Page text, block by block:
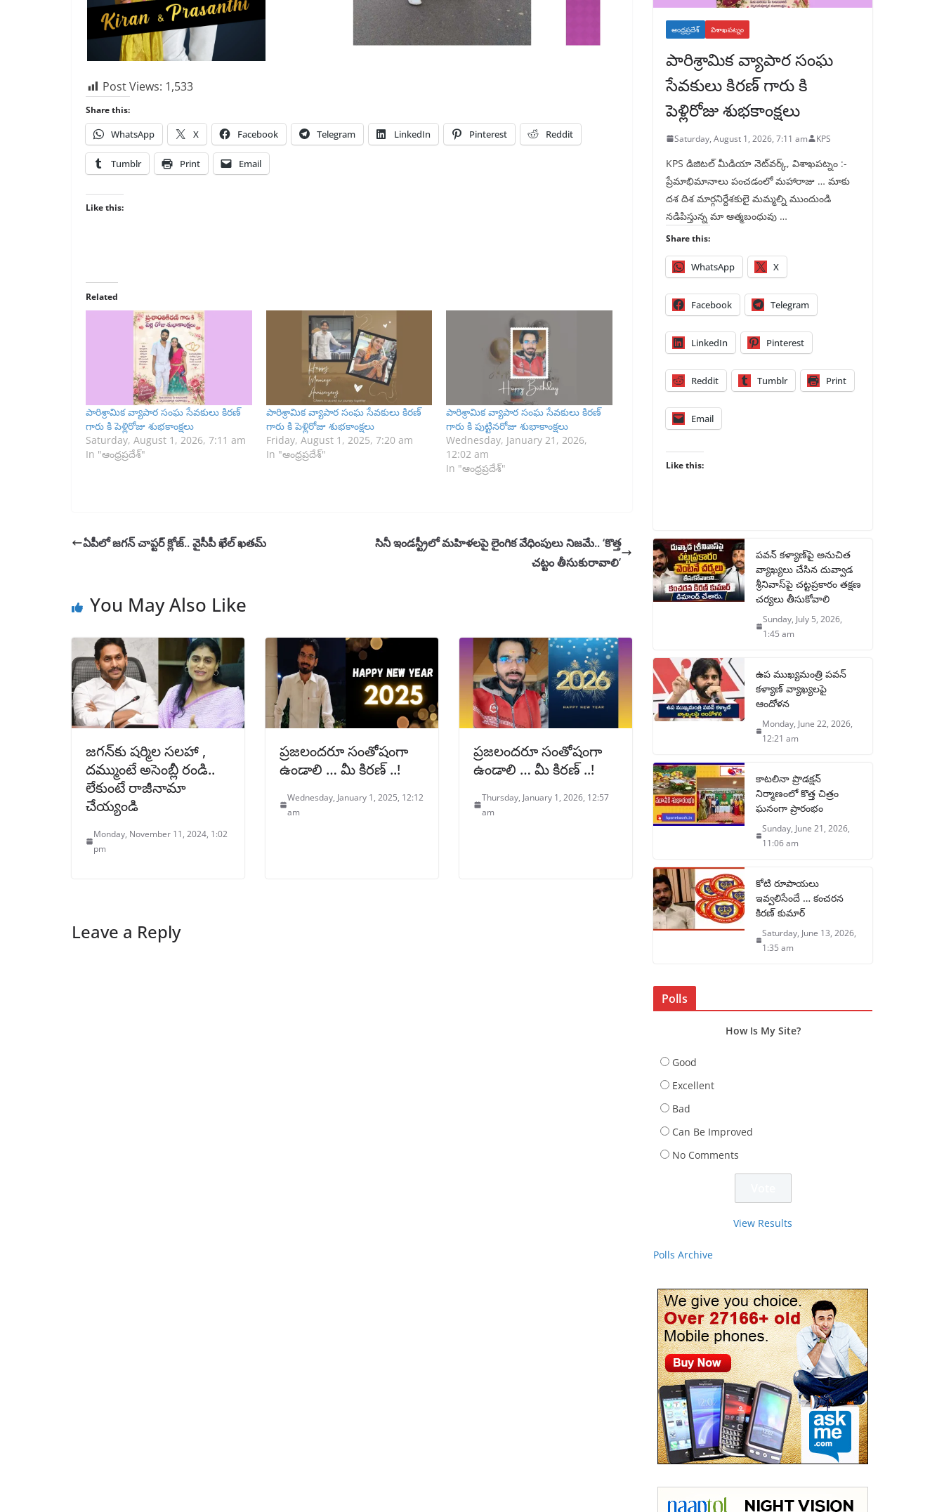
Post Views: 1,533
Share this:
WhatsApp X Facebook Telegram LinkedIn Pinterest Reddit
Tumblr Print Email
Like this:
Related
పారిశ్రామిక వ్యాపార సంఘ సేవకులు కిరణ్
గారు కి పెళ్లిరోజు శుభకాంక్షలు
Saturday, August 1, 2026, 7:11 am
In "ఆంధ్రప్రదేశ్"
పారిశ్రామిక వ్యాపార సంఘ సేవకులు కిరణ్
గారు కి పెళ్లిరోజు శుభకాంక్షలు
Friday, August 1, 2025, 7:20 am
In "ఆంధ్రప్రదేశ్"
పారిశ్రామిక వ్యాపార సంఘ సేవకులు కిరణ్
గారు కి పుట్టినరోజు శుభాకాంక్షలు
Wednesday, January 21, 2026,
12:02 am
In "ఆంధ్రప్రదేశ్"
ఏపీలో జగన్‌ చాప్టర్‌ క్లోజ్‌.. వైసీపీ ఖేల్‌ ఖతమ్‌
సినీ ఇండస్ట్రీలో మహిళలపై లైంగిక వేధింపులు నిజమే.. ‘కొత్త
చట్టం తీసుకురావాలి’
You May Also Like
జగన్‌కు షర్మిల సలహా ,
దమ్ముంటే అసెంబ్లీ రండి..
లేకుంటే రాజీనామా
చేయ్యండి
Monday, November 11, 2024, 1:02
pm
ప్రజలందరూ సంతోషంగా
ఉండాలి … మీ కిరణ్ ..!
Wednesday, January 1, 2025, 12:12
am
ప్రజలందరూ సంతోషంగా
ఉండాలి … మీ కిరణ్ ..!
Thursday, January 1, 2026, 12:57
am
Leave a Reply
ఆంధ్రప్రదేశ్ విశాఖపట్నం
పారిశ్రామిక వ్యాపార సంఘ
సేవకులు కిరణ్ గారు కి
పెళ్లిరోజు శుభకాంక్షలు
Saturday, August 1, 2026, 7:11 am KPS
KPS డిజిటల్ మీడియా నెట్‌వర్క్, విశాఖపట్నం :-
ప్రేమాభిమానాలు పంచడంలో మహారాజు … మాకు
దశ దిశ మార్గనిర్దేశకులై మమ్మల్ని ముందుండి
నడిపిస్తున్న మా ఆత్మబంధువు …
Share this:
WhatsApp X
Facebook Telegram
LinkedIn Pinterest
Reddit Tumblr Print
Email
Like this:
పవన్ కళ్యాణ్‌పై అనుచిత
వ్యాఖ్యలు చేసిన దువ్వాడ
శ్రీనివాస్‌పై చట్టప్రకారం తక్షణ
చర్యలు తీసుకోవాలి
Sunday, July 5, 2026,
1:45 am
ఉప ముఖ్యమంత్రి పవన్
కళ్యాణ్ వ్యాఖ్యలపై
ఆందోళన
Monday, June 22, 2026,
12:21 am
కాటలినా ప్రొడక్షన్
నిర్మాణంలో కొత్త చిత్రం
ఘనంగా ప్రారంభం
Sunday, June 21, 2026,
11:06 am
కోటి రూపాయలు
ఇవ్వలిసేందే … కంచరన
కిరణ్ కుమార్
Saturday, June 13, 2026,
1:35 am
Polls
How Is My Site?
Good
Excellent
Bad
Can Be Improved
No Comments
View Results
Polls Archive